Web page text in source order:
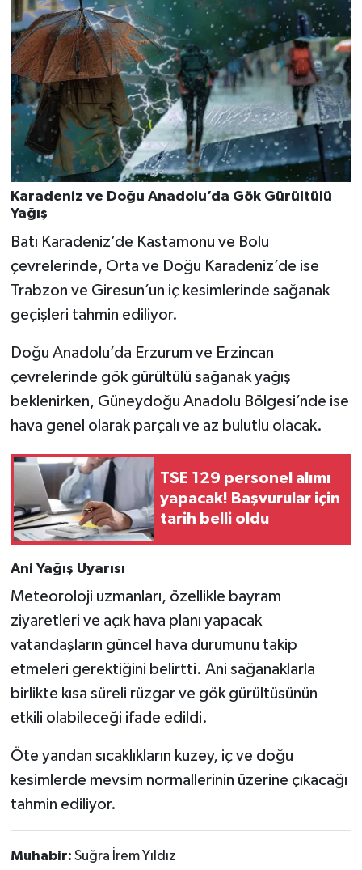
Karadeniz ve Doğu Anadolu’da Gök Gürültülü
Yağış
Batı Karadeniz’de Kastamonu ve Bolu
çevrelerinde, Orta ve Doğu Karadeniz’de ise
Trabzon ve Giresun’un iç kesimlerinde sağanak
geçişleri tahmin ediliyor.
Doğu Anadolu’da Erzurum ve Erzincan
çevrelerinde gök gürültülü sağanak yağış
beklenirken, Güneydoğu Anadolu Bölgesi’nde ise
hava genel olarak parçalı ve az bulutlu olacak.
TSE 129 personel alımı
yapacak! Başvurular için
tarih belli oldu
Ani Yağış Uyarısı
Meteoroloji uzmanları, özellikle bayram
ziyaretleri ve açık hava planı yapacak
vatandaşların güncel hava durumunu takip
etmeleri gerektiğini belirtti. Ani sağanaklarla
birlikte kısa süreli rüzgar ve gök gürültüsünün
etkili olabileceği ifade edildi.
Öte yandan sıcaklıkların kuzey, iç ve doğu
kesimlerde mevsim normallerinin üzerine çıkacağı
tahmin ediliyor.
Muhabir: Suğra İrem Yıldız